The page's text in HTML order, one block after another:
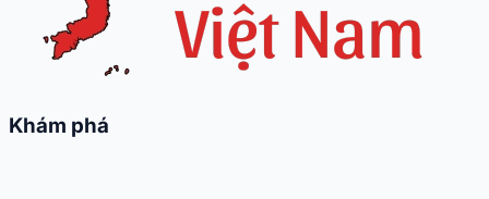
Khám phá